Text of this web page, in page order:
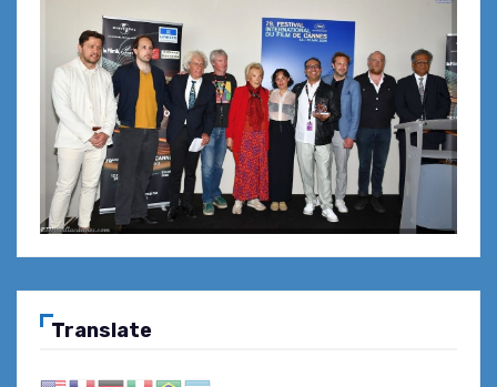
Translate